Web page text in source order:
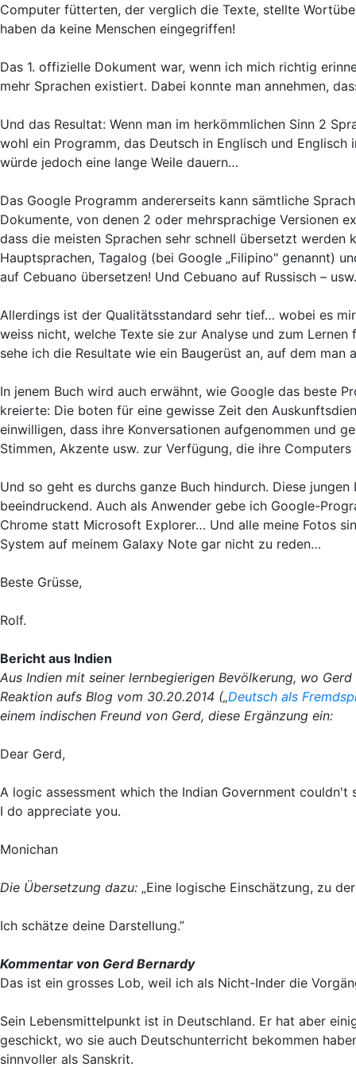
Computer fütterten, der verglich die Texte, stellte
haben da keine Menschen eingegriffen!
Das 1. offizielle Dokument war, wenn ich mich richtig
mehr Sprachen existiert. Dabei konnte man annehmen,
Und das Resultat: Wenn man im herkömmlichen Sinn 2
wohl ein Programm, das Deutsch in Englisch und
würde jedoch eine lange Weile dauern…
Das Google Programm andererseits kann sämtliche
Dokumente, von denen 2 oder mehrsprachige Versionen
dass die meisten Sprachen sehr schnell übersetzt
Hauptsprachen, Tagalog (bei Google „Filipino" genannt)
auf Cebuano übersetzen! Und Cebuano auf Russisch – usw.
Allerdings ist der Qualitätsstandard sehr tief… wobei es
weiss nicht, welche Texte sie zur Analyse und zum
sehe ich die Resultate wie ein Baugerüst an, auf dem man
In jenem Buch wird auch erwähnt, wie Google das beste
kreierte: Die boten für eine gewisse Zeit den
einwilligen, dass ihre Konversationen aufgenommen und
Stimmen, Akzente usw. zur Verfügung, die ihre
Und so geht es durchs ganze Buch hindurch. Diese
beeindruckend. Auch als Anwender gebe ich Google-
Chrome statt Microsoft Explorer… Und alle meine Fotos
System auf meinem Galaxy Note gar nicht zu reden…
Beste Grüsse,
Rolf.
Bericht aus Indien
Aus Indien mit seiner lernbegierigen Bevölkerung, wo
Reaktion aufs Blog vom 30.20.2014 („Deutsch als
einem indischen Freund von Gerd, diese Ergänzung ein:
Dear Gerd,
A logic assessment which the Indian Government couldn't
I do appreciate you.
Monichan
Die Übersetzung dazu: „Eine logische Einschätzung, zu
Ich schätze deine Darstellung.”
Kommentar von Gerd Bernardy
Das ist ein grosses Lob, weil ich als Nicht-Inder die
Sein Lebensmittelpunkt ist in Deutschland. Er hat aber
geschickt, wo sie auch Deutschunterricht bekommen
sinnvoller als Sanskrit.